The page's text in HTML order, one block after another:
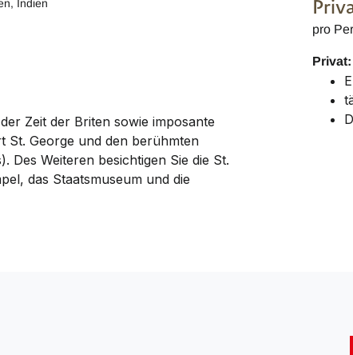
, Indien
Zeit der Briten sowie imposante
St. George und den berühmten
Weiteren besichtigen Sie die St.
das Staatsmuseum und die
pro
Privat: